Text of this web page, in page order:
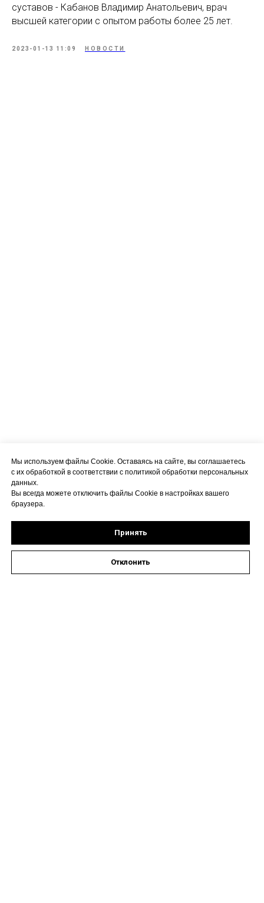
Мы используем файлы Cookie. Оставаясь на сайте, вы соглашаетесь
с их обработкой в соответствии с политикой обработки персональных
данных.
Вы всегда можете отключить файлы Cookie в настройках вашего
браузера.
Принять
Отклонить
суставов - Кабанов Владимир Анатольевич, врач
высшей категории с опытом работы более 25 лет.
2023-01-13 11:09 НОВОСТИ
Оставить заявку на запись к специалисту